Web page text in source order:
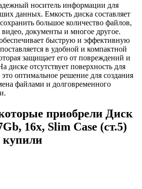
носитель информации для
данных. Емкость диска составляет
большое количество файлов,
документы и многое другое.
быструю и эффективную
в удобной и компактной
защищает его от повреждений и
диске отсутствует поверхность для
оптимальное решение для создания
файлами и долговременного
приобрели Диск
16x, Slim Case (ст.5)
купили